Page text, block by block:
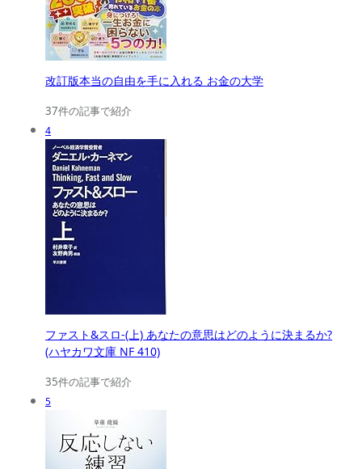
改訂版本当の自由を手に入れる お金の大学
37件の記事で紹介
4
ファスト&スロ-(上) あなたの意思はどのように決まるか?
(ハヤカワ文庫 NF 410)
35件の記事で紹介
5